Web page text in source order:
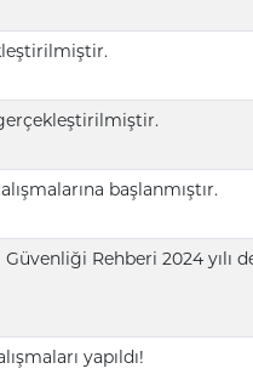
gerçekleştirilmiştir.
başlanmıştır.
Rehberi 2024 yılı
yapıldı!